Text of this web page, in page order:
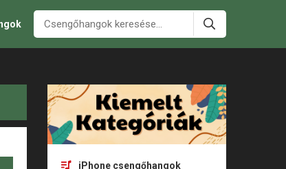
iPhone csengőhangok